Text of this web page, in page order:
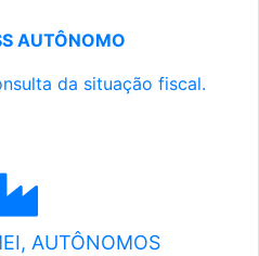
AUTÔNOMO
da situação fiscal.
AUTÔNOMOS